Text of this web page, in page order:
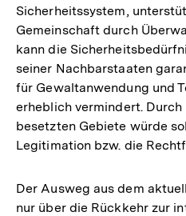
Sicherheitssystem,
Gemeinschaft durch
kann die
seiner Nachbarstaaten
für Gewaltanwendung und
erheblich vermindert.
besetzten Gebiete würde
Legitimation bzw. die
Der Ausweg aus dem
nur über die Rückkehr zur